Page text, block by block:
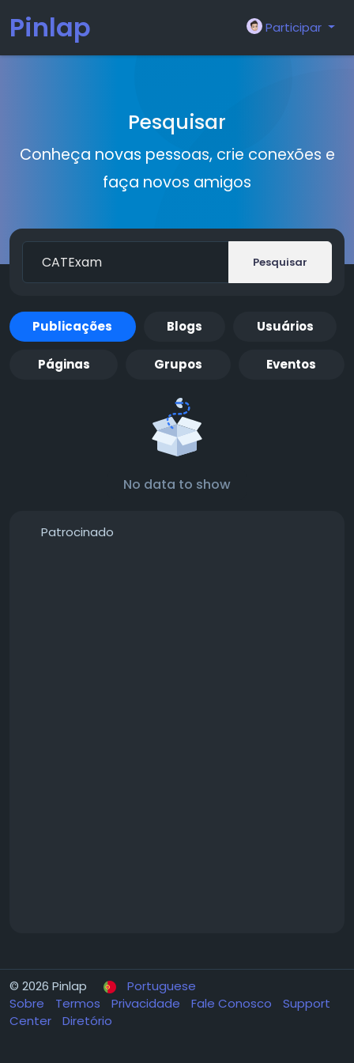
Pinlap Participar
Pesquisar
Conheça novas pessoas, crie conexões e
faça novos amigos
Pesquisar
Publicações Blogs Usuários
Páginas Grupos Eventos
No data to show
Patrocinado
© 2026 Pinlap
Portuguese
Sobre
Termos Privacidade Fale Conosco
Support
Center
Diretório